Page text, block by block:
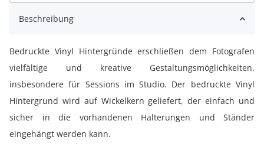
Beschreibung
Bedruckte Vinyl Hintergründe erschließen dem Fotografen
vielfältige und kreative Gestaltungsmöglichkeiten,
insbesondere für Sessions im Studio. Der bedruckte Vinyl
Hintergrund wird auf Wickelkern geliefert, der einfach und
sicher in die vorhandenen Halterungen und Ständer
eingehängt werden kann.